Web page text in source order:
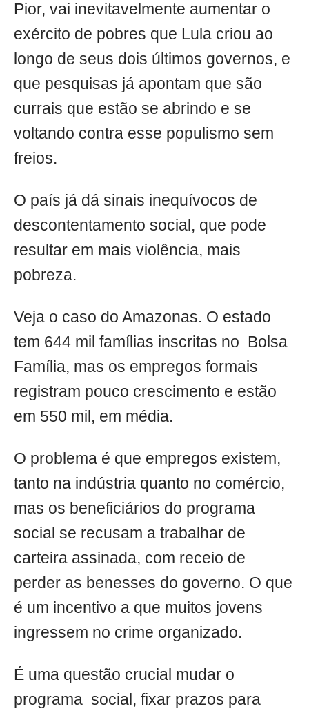
Pior, vai inevitavelmente aumentar o
exército de pobres que Lula criou ao
longo de seus dois últimos governos, e
que pesquisas já apontam que são
currais que estão se abrindo e se
voltando contra esse populismo sem
freios.
O país já dá sinais inequívocos de
descontentamento social, que pode
resultar em mais violência, mais
pobreza.
Veja o caso do Amazonas. O estado
tem 644 mil famílias inscritas no Bolsa
Família, mas os empregos formais
registram pouco crescimento e estão
em 550 mil, em média.
O problema é que empregos existem,
tanto na indústria quanto no comércio,
mas os beneficiários do programa
social se recusam a trabalhar de
carteira assinada, com receio de
perder as benesses do governo. O que
é um incentivo a que muitos jovens
ingressem no crime organizado.
É uma questão crucial mudar o
programa social, fixar prazos para